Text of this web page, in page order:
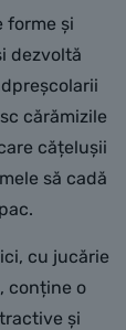
forme și
dezvoltă
cărămizile
cățelușii
să cadă
cu jucărie
conține o
și